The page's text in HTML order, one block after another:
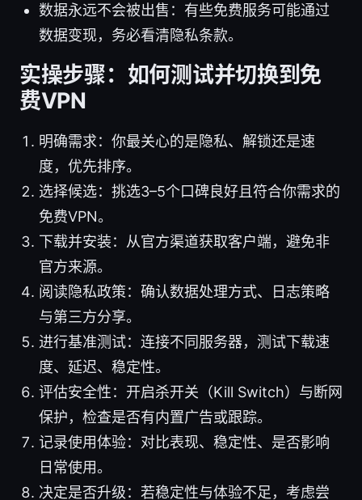
数据永远不会被出售：有些免费服务可能通过
数据变现，务必看清隐私条款。
实操步骤：如何测试并切换到免
费VPN
明确需求：你最关心的是隐私、解锁还是速
度，优先排序。
选择候选：挑选3–5个口碑良好且符合你需求的
免费VPN。
下载并安装：从官方渠道获取客户端，避免非
官方来源。
阅读隐私政策：确认数据处理方式、日志策略
与第三方分享。
进行基准测试：连接不同服务器，测试下载速
度、延迟、稳定性。
评估安全性：开启杀开关（Kill Switch）与断网
保护，检查是否有内置广告或跟踪。
记录使用体验：对比表现、稳定性、是否影响
日常使用。
决定是否升级：若稳定性与体验不足，考虑尝